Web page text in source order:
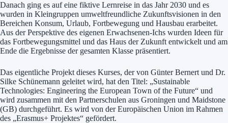
Danach ging es auf eine fiktive Lernreise in das Jahr 2030 und es
wurden in Kleingruppen umweltfreundliche Zukunftsvisionen in den
Bereichen Konsum, Urlaub, Fortbewegung und Hausbau erarbeitet.
Aus der Perspektive des eigenen Erwachsenen-Ichs wurden Ideen für
das Fortbewegungsmittel und das Haus der Zukunft entwickelt und am
Ende die Ergebnisse der gesamten Klasse präsentiert.
Das eigentliche Projekt dieses Kurses, der von Günter Bernert und Dr.
Silke Schünemann geleitet wird, hat den Titel: „Sustainable
Technologies: Engineering the European Town of the Future“ und
wird zusammen mit den Partnerschulen aus Groningen und Maidstone
(GB) durchgeführt. Es wird von der Europäischen Union im Rahmen
des „Erasmus+ Projektes“ gefördert.